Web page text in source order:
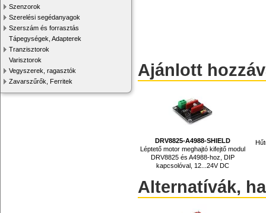
Szenzorok
Szerelési segédanyagok
Szerszám és forrasztás
Tápegységek, Adapterek
Tranzisztorok
Varisztorok
Vegyszerek, ragasztók
Zavarszűrők, Ferritek
Ajánlott
DRV8825-A4988-SHIELD
Léptető motor meghajtó kifejtő modul
DRV8825 és A4988-hoz, DIP
kapcsolóval, 12...24V DC
Alternatívák,